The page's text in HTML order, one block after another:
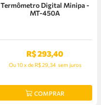
Termômetro Digital Minipa -
MT-450A
R$293,40
Ou10xde R$ 29,34 sem juros
COMPRAR